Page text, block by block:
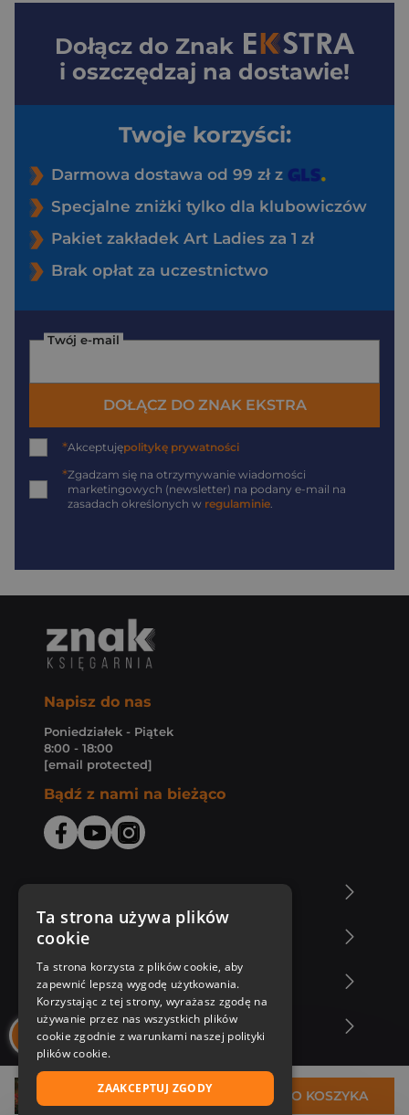
17,70 zł DO KOSZYKA
Dołącz do Znak
i oszczędzaj na dostawie!
Twoje korzyści:
Darmowa dostawa od 99 zł z
Specjalne zniżki tylko dla klubowiczów
Pakiet zakładek Art Ladies za 1 zł
Brak opłat za uczestnictwo
Twój e-mail
DOŁĄCZ DO ZNAK EKSTRA
*Akceptujępolitykę prywatności
*Zgadzam się na otrzymywanie wiadomości
marketingowych (newsletter) na podany e-mail na
zasadach określonych w regulaminie
Napisz do nas
Poniedziałek - Piątek
8:00 - 18:00
[email protected]
Bądź z nami na bieżąco
Zakupy u nas
Nasza oferta
Nasi autorzy
Ta strona używa plików
cookie
Ta strona korzysta z plików cookie, aby
zapewnić lepszą wygodę użytkowania.
Korzystając z tej strony, wyrażasz zgodę na
używanie przez nas wszystkich plików
cookie zgodnie z warunkami naszej polityki
plików cookie.
ZAAKCEPTUJ ZGODY